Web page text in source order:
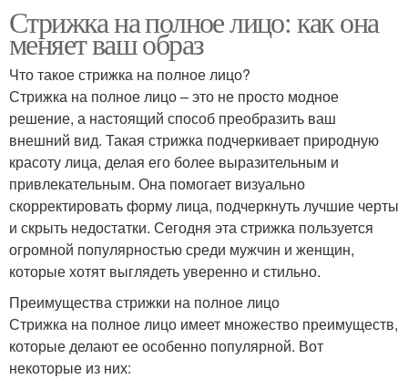
Стрижка на полное лицо: как она
меняет ваш образ
Что такое стрижка на полное лицо?
Стрижка на полное лицо – это не просто модное
решение, а настоящий способ преобразить ваш
внешний вид. Такая стрижка подчеркивает природную
красоту лица, делая его более выразительным и
привлекательным. Она помогает визуально
скорректировать форму лица, подчеркнуть лучшие черты
и скрыть недостатки. Сегодня эта стрижка пользуется
огромной популярностью среди мужчин и женщин,
которые хотят выглядеть уверенно и стильно.
Преимущества стрижки на полное лицо
Стрижка на полное лицо имеет множество преимуществ,
которые делают ее особенно популярной. Вот
некоторые из них: